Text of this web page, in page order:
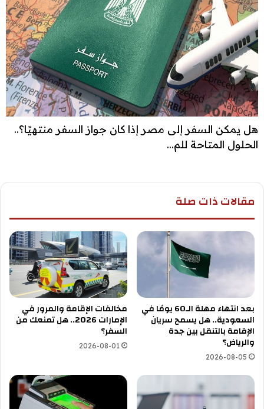
هل يمكن السفر إلى مصر إذا كان جواز السفر منتهيًا؟..
الحلول المتاحة للم...
مقالات ذات صلة
بعد انتهاء مهلة الـ60 يومًا في
السعودية.. هل يسمح سريان
الإقامة بالتنقل بين جدة
والرياض؟
2026-08-05
مخالفات الإقامة والمرور في
الإمارات 2026.. هل تمنعك من
السفر؟
2026-08-01